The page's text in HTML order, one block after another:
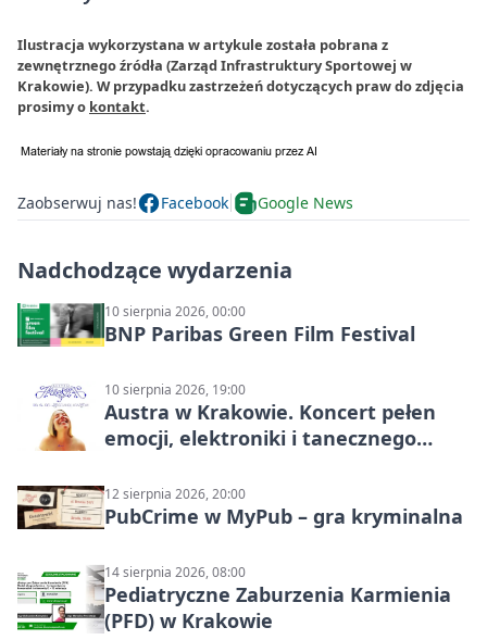
Ilustracja wykorzystana w artykule została pobrana z
zewnętrznego źródła (Zarząd Infrastruktury Sportowej w
Krakowie). W przypadku zastrzeżeń dotyczących praw do zdjęcia
prosimy o kontakt.
Zaobserwuj nas! Facebook Google News
Nadchodzące wydarzenia
10 sierpnia 2026, 00:00
BNP Paribas Green Film Festival
10 sierpnia 2026, 19:00
Austra w Krakowie. Koncert pełen
emocji, elektroniki i tanecznego
12 sierpnia 2026, 20:00
PubCrime w MyPub – gra kryminalna
14 sierpnia 2026, 08:00
Pediatryczne Zaburzenia Karmienia
(PFD) w Krakowie